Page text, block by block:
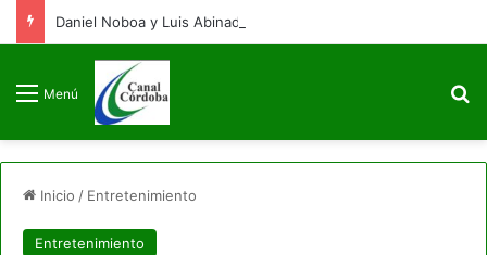
Menú
Inicio / Entretenimiento
Entretenimiento